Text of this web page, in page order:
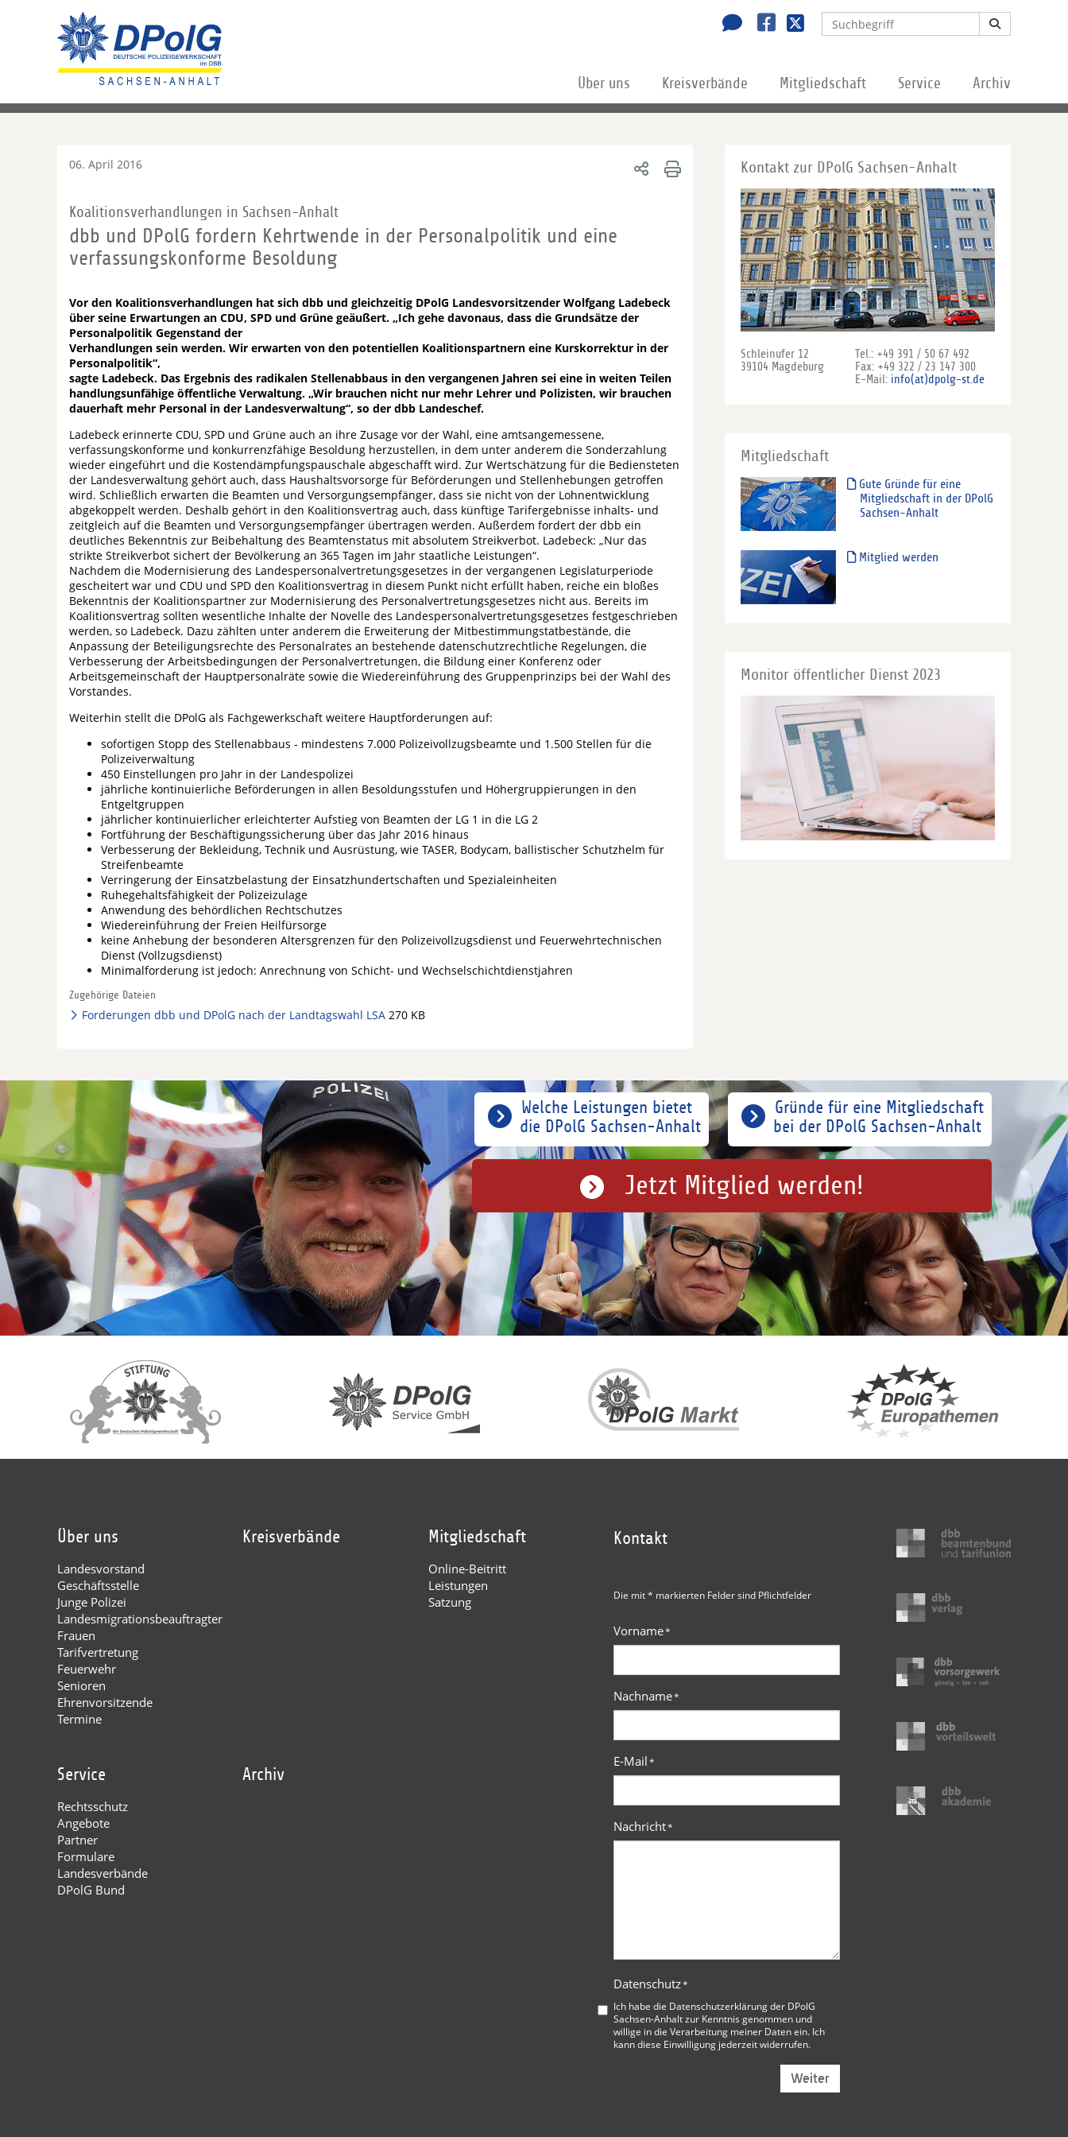
Über uns Kreisverbände Mitgliedschaft Service Archiv
06. April 2016
Koalitionsverhandlungen in Sachsen-Anhalt
dbb und DPolG fordern Kehrtwende in der Personalpolitik und eine
verfassungskonforme Besoldung
Vor den Koalitionsverhandlungen hat sich dbb und gleichzeitig DPolG Landesvorsitzender Wolfgang Ladebeck
über seine Erwartungen an CDU, SPD und Grüne geäußert. „Ich gehe davonaus, dass die Grundsätze der
Personalpolitik Gegenstand der
Verhandlungen sein werden. Wir erwarten von den potentiellen Koalitionspartnern eine Kurskorrektur in der
Personalpolitik“,
sagte Ladebeck. Das Ergebnis des radikalen Stellenabbaus in den vergangenen Jahren sei eine in weiten Teilen
handlungsunfähige öffentliche Verwaltung. „Wir brauchen nicht nur mehr Lehrer und Polizisten, wir brauchen
dauerhaft mehr Personal in der Landesverwaltung“, so der dbb Landeschef.
Ladebeck erinnerte CDU, SPD und Grüne auch an ihre Zusage vor der Wahl, eine amtsangemessene,
verfassungskonforme und konkurrenzfähige Besoldung herzustellen, in dem unter anderem die Sonderzahlung
wieder eingeführt und die Kostendämpfungspauschale abgeschafft wird. Zur Wertschätzung für die Bediensteten
der Landesverwaltung gehört auch, dass Haushaltsvorsorge für Beförderungen und Stellenhebungen getroffen
wird. Schließlich erwarten die Beamten und Versorgungsempfänger, dass sie nicht von der Lohnentwicklung
abgekoppelt werden. Deshalb gehört in den Koalitionsvertrag auch, dass künftige Tarifergebnisse inhalts- und
zeitgleich auf die Beamten und Versorgungsempfänger übertragen werden. Außerdem fordert der dbb ein
deutliches Bekenntnis zur Beibehaltung des Beamtenstatus mit absolutem Streikverbot. Ladebeck: „Nur das
strikte Streikverbot sichert der Bevölkerung an 365 Tagen im Jahr staatliche Leistungen“.
Nachdem die Modernisierung des Landespersonalvertretungsgesetzes in der vergangenen Legislaturperiode
gescheitert war und CDU und SPD den Koalitionsvertrag in diesem Punkt nicht erfüllt haben, reiche ein bloßes
Bekenntnis der Koalitionspartner zur Modernisierung des Personalvertretungsgesetzes nicht aus. Bereits im
Koalitionsvertrag sollten wesentliche Inhalte der Novelle des Landespersonalvertretungsgesetzes festgeschrieben
werden, so Ladebeck. Dazu zählten unter anderem die Erweiterung der Mitbestimmungstatbestände, die
Anpassung der Beteiligungsrechte des Personalrates an bestehende datenschutzrechtliche Regelungen, die
Verbesserung der Arbeitsbedingungen der Personalvertretungen, die Bildung einer Konferenz oder
Arbeitsgemeinschaft der Hauptpersonalräte sowie die Wiedereinführung des Gruppenprinzips bei der Wahl des
Vorstandes.
Weiterhin stellt die DPolG als Fachgewerkschaft weitere Hauptforderungen auf:
sofortigen Stopp des Stellenabbaus - mindestens 7.000 Polizeivollzugsbeamte und 1.500 Stellen für die
Polizeiverwaltung
450 Einstellungen pro Jahr in der Landespolizei
jährliche kontinuierliche Beförderungen in allen Besoldungsstufen und Höhergruppierungen in den
Entgeltgruppen
jährlicher kontinuierlicher erleichterter Aufstieg von Beamten der LG 1 in die LG 2
Fortführung der Beschäftigungssicherung über das Jahr 2016 hinaus
Verbesserung der Bekleidung, Technik und Ausrüstung, wie TASER, Bodycam, ballistischer Schutzhelm für
Streifenbeamte
Verringerung der Einsatzbelastung der Einsatzhundertschaften und Spezialeinheiten
Ruhegehaltsfähigkeit der Polizeizulage
Anwendung des behördlichen Rechtschutzes
Wiedereinführung der Freien Heilfürsorge
keine Anhebung der besonderen Altersgrenzen für den Polizeivollzugsdienst und Feuerwehrtechnischen
Dienst (Vollzugsdienst)
Minimalforderung ist jedoch: Anrechnung von Schicht- und Wechselschichtdienstjahren
Zugehörige Dateien
Forderungen dbb und DPolG nach der Landtagswahl LSA 270 KB
Kontakt zur DPolG Sachsen-Anhalt
Schleinufer 12
39104 Magdeburg
Tel.: +49 391 / 50 67 492
Fax: +49 322 / 23 147 300
E-Mail: info(at)dpolg-st.de
Mitgliedschaft
Gute Gründe für eine
Mitgliedschaft in der DPolG
Sachsen-Anhalt
Mitglied werden
Monitor öffentlicher Dienst 2023
Gründe für eine Mitgliedschaft
bei der DPolG Sachsen-Anhalt
Welche Leistungen bietet
die DPolG Sachsen-Anhalt
Jetzt Mitglied werden!
Über uns
Landesvorstand
Geschäftsstelle
Junge Polizei
Landesmigrationsbeauftragter
Frauen
Tarifvertretung
Feuerwehr
Senioren
Ehrenvorsitzende
Termine
Kreisverbände Mitgliedschaft
Online-Beitritt
Leistungen
Satzung
Service
Rechtsschutz
Angebote
Partner
Formulare
Landesverbände
DPolG Bund
Archiv
Kontakt
Die mit * markierten Felder sind Pflichtfelder
Vorname*
Nachname*
E-Mail*
Nachricht*
Datenschutz*
Ich habe die Datenschutzerklärung der DPolG
Sachsen-Anhaltzur Kenntnis genommen und
willige in die Verarbeitung meiner Daten ein. Ich
kann diese Einwilligung jederzeit widerrufen.
Weiter